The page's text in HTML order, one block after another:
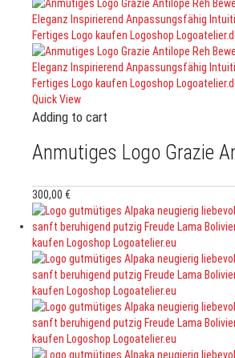
Quick View
Adding to cart
Anmutiges Logo Grazie
300,00 €